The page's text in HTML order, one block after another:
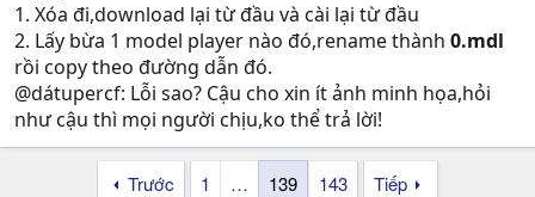
1. Xóa đi,download lại từ đầu và cài lại từ đầu
2. Lấy bừa 1 model player nào đó,rename thành 0.mdl
rồi copy theo đường dẫn đó.
@dátupercf: Lỗi sao? Cậu cho xin ít ảnh minh họa,hỏi
như cậu thì mọi người chịu,ko thể trả lời!
Trước 1 … 139 143 Tiếp